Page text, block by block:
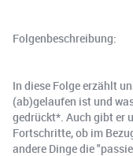
Folgenbeschreibung:
In diese Folge erzählt
(ab)gelaufen ist und
gedrückt*. Auch gibt er
Fortschritte, ob im
andere Dinge die